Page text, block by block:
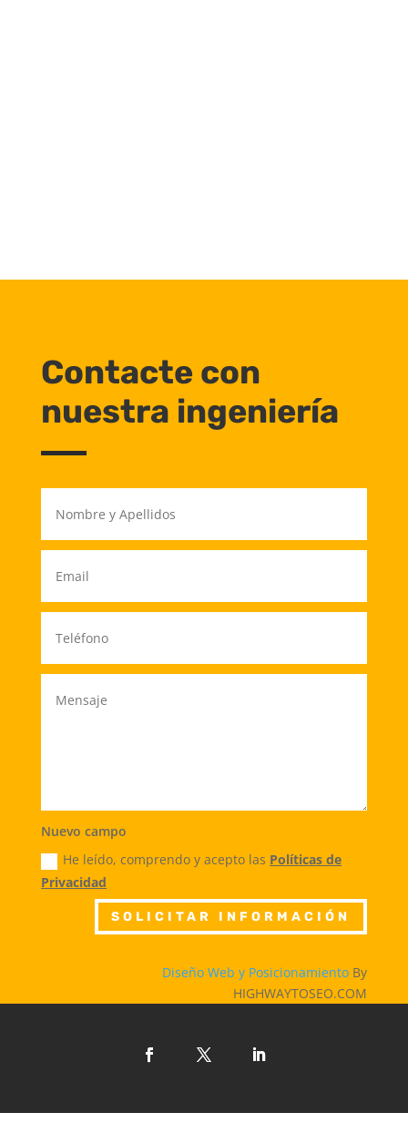
Contacte con
nuestra ingeniería
Nuevo campo
He leído, comprendo y acepto las Políticas de
Privacidad
SOLICITAR INFORMACIÓN
Diseño Web y Posicionamiento By
HIGHWAYTOSEO.COM